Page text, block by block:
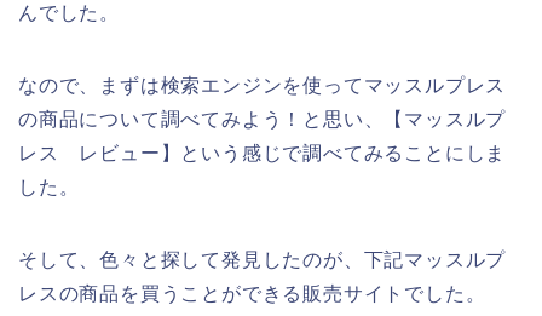
んでした。
なので、まずは検索エンジンを使ってマッスルプレス
の商品について調べてみよう！と思い、【マッスルプ
レス レビュー】という感じで調べてみることにしま
した。
そして、色々と探して発見したのが、下記マッスルプ
レスの商品を買うことができる販売サイトでした。